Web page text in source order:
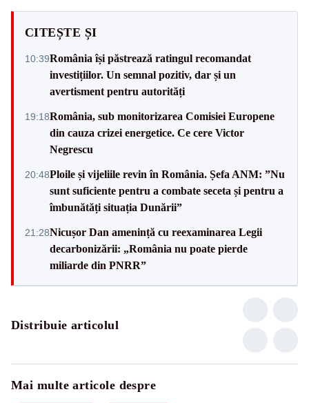
CITEȘTE ȘI
10:39România își păstrează ratingul recomandat
investițiilor. Un semnal pozitiv, dar și un
avertisment pentru autorități
19:18România, sub monitorizarea Comisiei Europene
din cauza crizei energetice. Ce cere Victor
Negrescu
20:48Ploile și vijeliile revin în România. Șefa ANM: ”Nu
sunt suficiente pentru a combate seceta și pentru a
îmbunătăți situația Dunării”
21:28Nicușor Dan amenință cu reexaminarea Legii
decarbonizării: „România nu poate pierde
miliarde din PNRR”
Distribuie articolul
Mai multe articole despre